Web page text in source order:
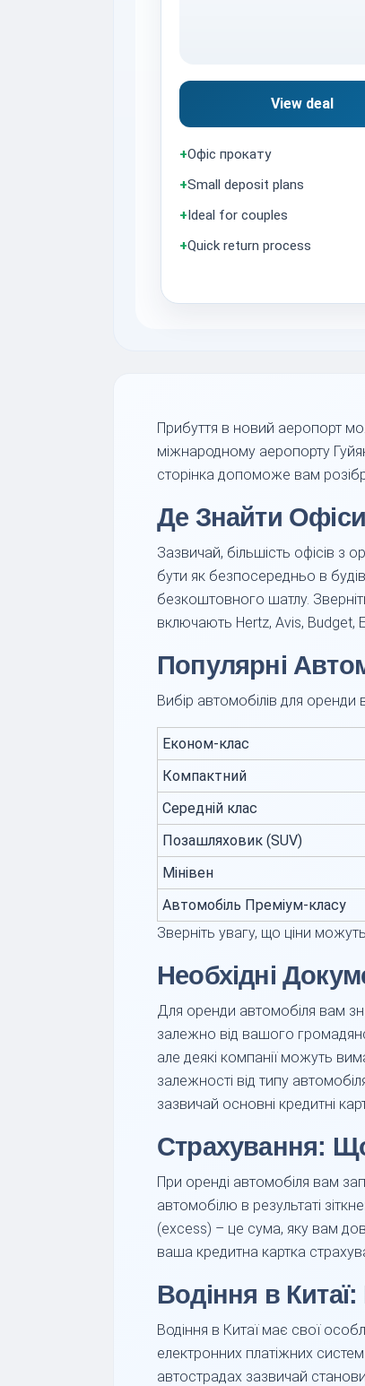
View deal
+Офіс прокату
+Small deposit plans
+Ideal for couples
+Quick return process
Прибуття в новий аеропорт
міжнародному аеропорту
сторінка допоможе вам
Де Знайти
Зазвичай, більшість офісів з
бути як безпосередньо в
безкоштовного шатлу.
включають Hertz, Avis, Budget,
Популярні
Вибір автомобілів для
Економ-клас
Компактний
Середній клас
Позашляховик (SUV)
Мінівен
Автомобіль Преміум-класу
Зверніть увагу, що ціни
Необхідні
Для оренди автомобіля вам
залежно від вашого
але деякі компанії можуть
залежності від типу
зазвичай основні кредитні
Страхування:
При оренді автомобіля вам
автомобілю в результаті
(excess) – це сума, яку вам
ваша кредитна картка
Водіння в
Водіння в Китаї має свої
електронних платіжних
автострадах зазвичай